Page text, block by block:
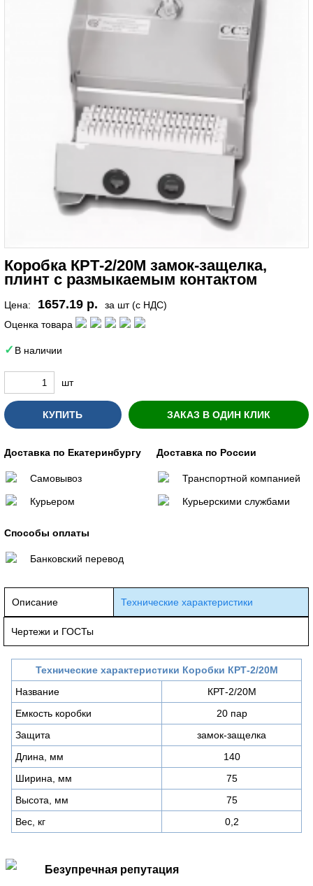
Коробка КРТ-2/20М замок-защелка,
плинт с размыкаемым контактом
Цена: 1657.19 р.
за шт (с НДС)
Оценка товара
В наличии
шт
КУПИТЬ ЗАКАЗ В ОДИН КЛИК
Доставка по Екатеринбургу
Самовывоз
Курьером
Доставка по России
Транспортной компанией
Курьерскими службами
Способы оплаты
Банковский перевод
Описание Технические характеристики
Чертежи и ГОСТы
Технические характеристики Коробки КРТ-2/20М
Название
КРТ-2/20М
Емкость коробки
20 пар
Защита
замок-защелка
Длина, мм
140
Ширина, мм
75
Высота, мм
75
Вес, кг
0,2
Безупречная репутация